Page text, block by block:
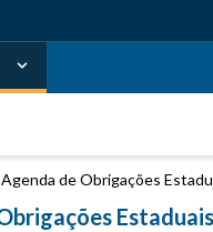
Agenda de Obrigações
Estaduais